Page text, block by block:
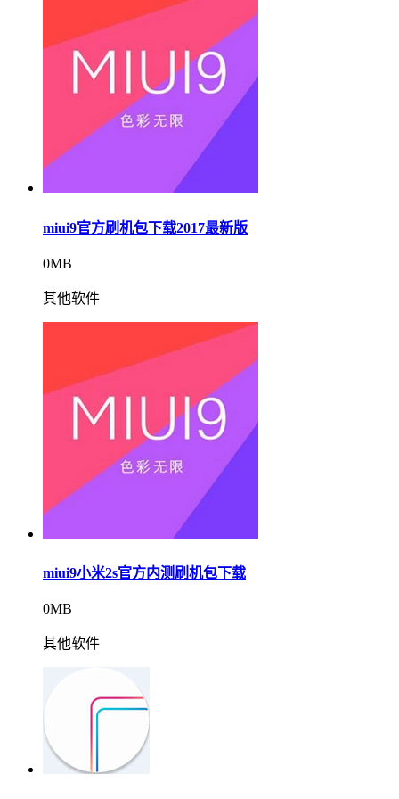
miui9官方刷机包下载2017最新版
0MB
其他软件
miui9小米2s官方内测刷机包下载
0MB
其他软件